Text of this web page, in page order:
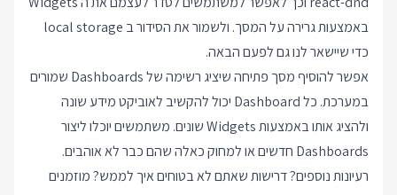
באמצעות גרירה על המסך. ולשמור את הסידור ב local storage
כדי שיישאר לנו גם לפעם הבאה.
אפשר להוסיף מסך פתיחה שיציג רשימה של Dashboards שמורים
במערכת. כל Dashboard יכול להקשיב לאוביקט מידע שונה
ולהציג אותו באמצעות Widgets שונים. משתמשים יוכלו ליצור
Dashboards חדשים או למחוק כאלה שהם כבר לא אוהבים.
רעיונות נוספים? דרישות שאתם לא בטוחים איך לממש? מוזמנים